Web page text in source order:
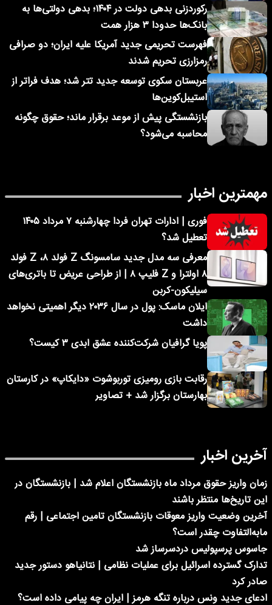
رکوردزنی بدهی دولت در ۱۴۰۴؛ بدهی دولتی‌ها به
بانک‌ها حدودا ۳ هزار همت
فهرست تحریمی جدید آمریکا علیه ایران؛ دو صرافی
رمزارزی تحریم شدند
عربستان سکوی توسعه جدید تتر شد؛ هدف فراتر از
استیبل‌کوین‌ها
بازنشستگی پیش از موعد برقرار ماند؛ حقوق چگونه
محاسبه می‌شود؟
مهمترین اخبار
فوری | ادارات تهران فردا چهارشنبه ۷ مرداد ۱۴۰۵
تعطیل شد؟
معرفی سه مدل جدید سامسونگ Z فولد ۸، Z فولد
۸ اولترا و Z فلیپ ۸ | از طراحی عریض تا باتری‌های
سیلیکون-کربن
ایلان ماسک: پول در سال ۲۰۳۶ دیگر اهمیتی نخواهد
داشت
پویا گرافیان شرکت‌کننده عشق ابدی ۳ کیست؟
رقابت بازی رومیزی توربوشوت «دایکاپ» در کارستان
بهارستان برگزار شد + تصاویر
آخرین اخبار
زمان واریز حقوق مرداد ماه بازنشستگان اعلام شد | بازنشستگان در
این تاریخ‌ها منتظر باشند
آخرین وضعیت واریز معوقات بازنشستگان تامین اجتماعی | رقم
مابه‌التفاوت چقدر است؟
جاسوس پرسپولیس دردسرساز شد
تدارک گسترده اسرائیل برای عملیات نظامی | نتانیاهو دستور جدید
صادر کرد
ادعای جدید ونس درباره تنگه هرمز | ایران چه پیامی داده است؟